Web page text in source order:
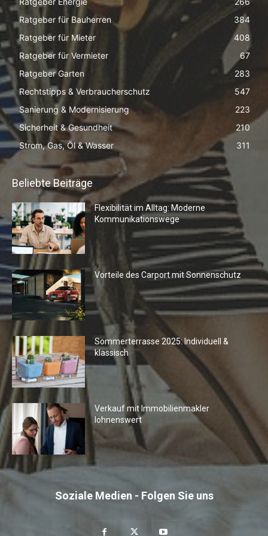
Ratgeber für Bauherren
384
Ratgeber für Mieter
408
Ratgeber für Vermieter
67
Ratgeber Garten
283
Rechtstipps & Verbraucherschutz
547
Sanierung & Modernisierung
223
Sicherheit & Gesundheit
210
Strom, Gas, Öl & Wasser
311
Beliebte Beiträge
Flexibilität im Alltag: Moderne
Kommunikationswege
Vorteile des Carport mit Sonnenschutz
Sommerterrasse 2025: Individuell &
klassisch
Verkauf mit Immobilienmakler
lohnenswert
Soziale Medien - Folgen Sie uns